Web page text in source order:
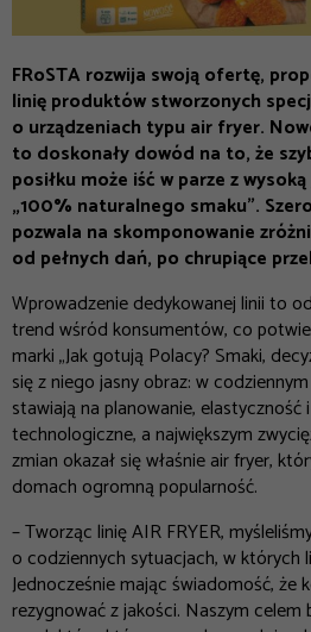
FRoSTA rozwija swoją ofertę,
linię produktów stworzonych
o urządzeniach typu air fryer.
to doskonały dowód na to, że
posiłku może iść w parze z
„100% naturalnego smaku”.
pozwala na skomponowanie
od pełnych dań, po chrupiące
Wprowadzenie dedykowanej linii to
trend wśród konsumentów, co
marki „Jak gotują Polacy? Smaki,
się z niego jasny obraz: w
stawiają na planowanie, elastyczność
technologiczne, a największym
zmian okazał się właśnie air fryer,
domach ogromną popularność.
–Tworząc linię AIR FRYER,
o codziennych sytuacjach, w których
Jednocześnie mając świadomość, że
rezygnować z jakości. Naszym celem